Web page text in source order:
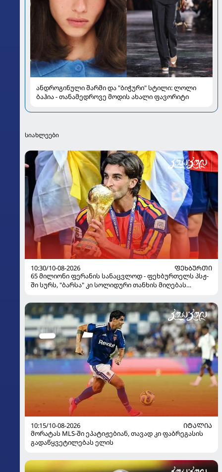
ანდროგინული შარმი და "ბიჭური" სტილი: ლოლი
ბაჰია - თანამედროვე მოდის ახალი ფავორიტი
სიახლეები
10:30/10-08-2026
ᲤᲔᲮᲑᲣᲠᲗᲘ
65 მილიონი ფერანის სანაცვლოდ - ფეხბურთელს პსჟ-
ში სურს, "ბარსა" კი სოლიდური თანხის მიღებას
10:15/10-08-2026
ᲘᲢᲐᲚᲘᲐ
მორატას MLS-ში ეპატიჟებიან, თავად კი ფაბრეგასის
გადაწყვეტილებას ელის